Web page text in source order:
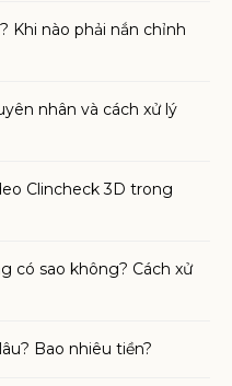
Khi nào phải nắn chỉnh
nhân và cách xử lý
Clincheck 3D trong
có sao không? Cách xử
Bao nhiêu tiền?